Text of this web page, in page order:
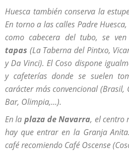
Huesca también conserva la
En torno a las calles Padre
como cabecera del tubo, se
tapas (La Taberna del Pintxo,
y Da Vinci). El Coso dispone
y cafeterías donde se suelen
carácter más convencional (Brasil,
Bar, Olimpia,...).
En la plaza de Navarra, el centro
hay que entrar en la Granja
café recomiendo Café Oscense